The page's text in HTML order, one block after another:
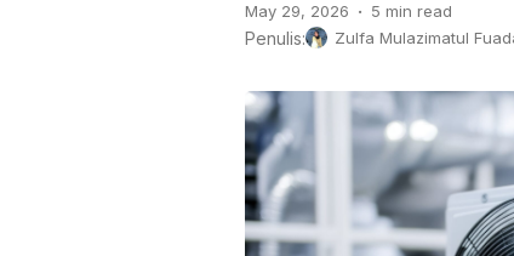
May 29, 2026 . 5 min read
Penulis: Zulfa Mulazimatul